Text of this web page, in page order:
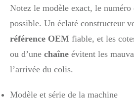
Notez le modèle exact, le numéro
possible. Un éclaté constructeur
référence OEM fiable, et les
ou d’une chaîne évitent les
l’arrivée du colis.
Modèle et série de la machine